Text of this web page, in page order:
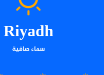
Riyadh
سماء صافية